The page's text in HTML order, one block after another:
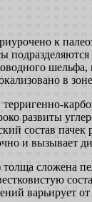
к
шельфа,
в
развиты
состав
и вызывает
сложена
варьирует